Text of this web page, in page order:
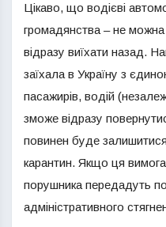
Цікаво, що водієві
громадянства – не можна
відразу виїхати назад.
заїхала в Україну з
пасажирів, водій
зможе відразу
повинен буде
карантин. Якщо ця
порушника передадуть
адміністративного